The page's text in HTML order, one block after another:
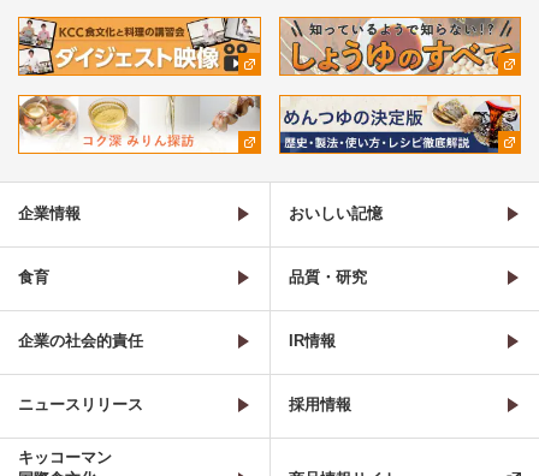
企業情報 おいしい記憶
食育 品質・研究
企業の社会的責任 IR情報
ニュースリリース 採用情報
キッコーマン